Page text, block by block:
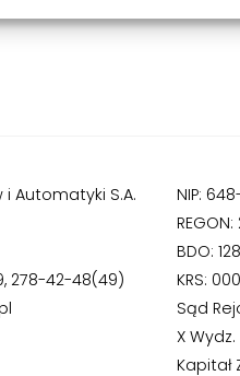
Automatyki S.A.
278-42-48(49)
NIP:
BDO:
KRS:
Sąd
X Wydz.
Kapitał